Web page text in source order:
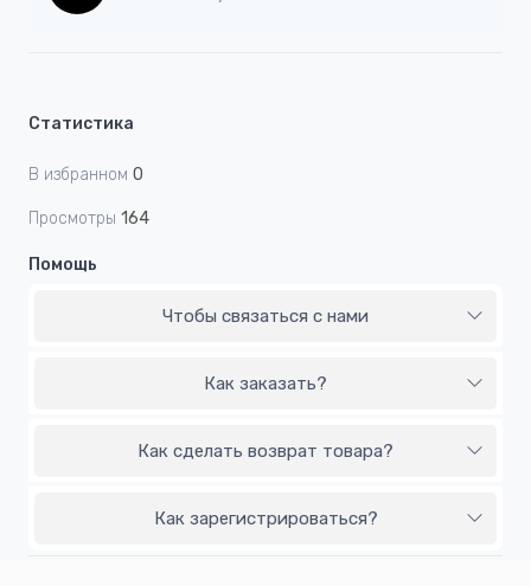
Статистика
В избранном 0
Просмотры 164
Помощь
Чтобы связаться с нами
Как заказать?
Как сделать возврат товара?
Как зарегистрироваться?